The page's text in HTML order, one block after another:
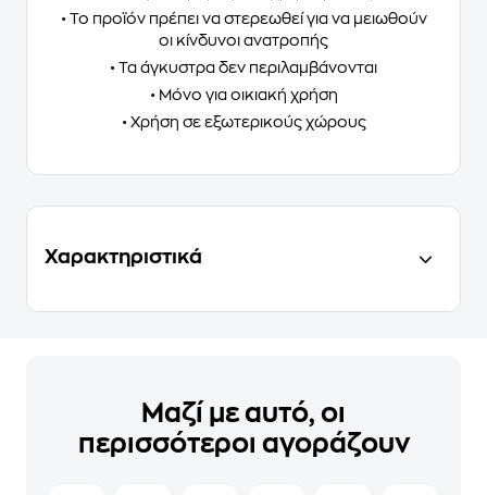
• Το προϊόν πρέπει να στερεωθεί για να μειωθούν
οι κίνδυνοι ανατροπής
• Τα άγκυστρα δεν περιλαμβάνονται
• Μόνο για οικιακή χρήση
• Χρήση σε εξωτερικούς χώρους
Χαρακτηριστικά
Μαζί με αυτό, οι
περισσότεροι αγοράζουν